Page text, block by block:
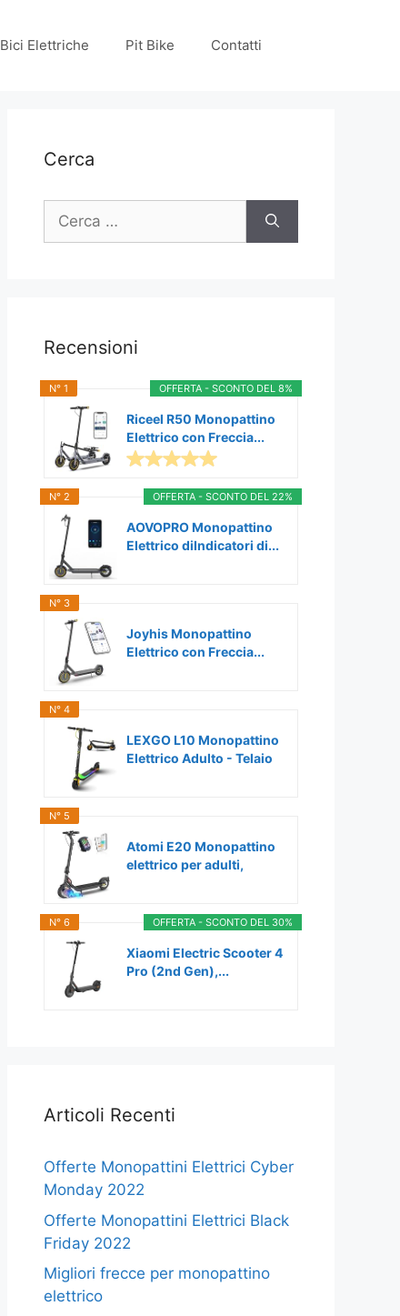
Bici Elettriche Pit Bike Contatti
Cerca
Ricerca
Recensioni
OFFERTA - SCONTO DEL 8%
N° 1
Riceel R50 Monopattino
Elettrico con Freccia...
OFFERTA - SCONTO DEL 22%
N° 2
AOVOPRO Monopattino
Elettrico diIndicatori di...
N° 3
Joyhis Monopattino
Elettrico con Freccia...
N° 4
LEXGO L10 Monopattino
Elettrico Adulto - Telaio
N° 5
Atomi E20 Monopattino
elettrico per adulti,
OFFERTA - SCONTO DEL 30%
N° 6
Xiaomi Electric Scooter 4
Pro (2nd Gen),...
Articoli Recenti
Offerte Monopattini Elettrici Cyber
Monday 2022
Offerte Monopattini Elettrici Black
Friday 2022
Migliori frecce per monopattino
elettrico